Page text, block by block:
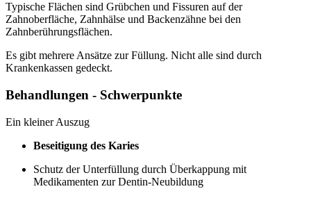
Typische Flächen sind Grübchen und Fissuren auf der
Zahnoberfläche, Zahnhälse und Backenzähne bei den
Zahnberührungsflächen.
Es gibt mehrere Ansätze zur Füllung. Nicht alle sind durch
Krankenkassen gedeckt.
Behandlungen - Schwerpunkte
Ein kleiner Auszug
Beseitigung des Karies
Schutz der Unterfüllung durch Überkappung mit
Medikamenten zur Dentin-Neubildung